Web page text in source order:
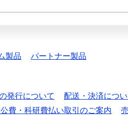
製品 パートナー製品
発行について 配送・決済につ
費・科研費払い取引のご案内